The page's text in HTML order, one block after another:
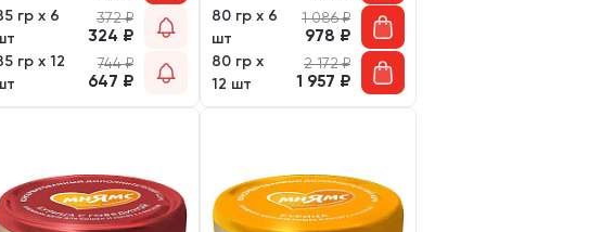
гр х 6
372₽
324 ₽
гр х 12
744₽
647 ₽
80 гр х 6
шт
1 086₽
978 ₽
80 гр х
12 шт
2 172₽
1 957 ₽